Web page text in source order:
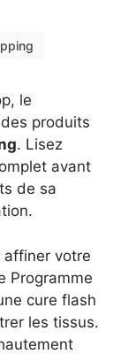
le
des produits
. Lisez
avant
de sa
affiner votre
Programme
cure flash
les tissus.